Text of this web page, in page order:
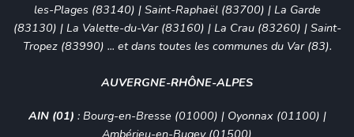
les-Plages (83140) | Saint-Raphaël (83700) | La Garde
(83130) | La Valette-du-Var (83160) | La Crau (83260) | Saint-
Tropez (83990) ... et dans toutes les communes du Var (83).
AUVERGNE-RHÔNE-ALPES
AIN (01) : Bourg-en-Bresse (01000) | Oyonnax (01100) |